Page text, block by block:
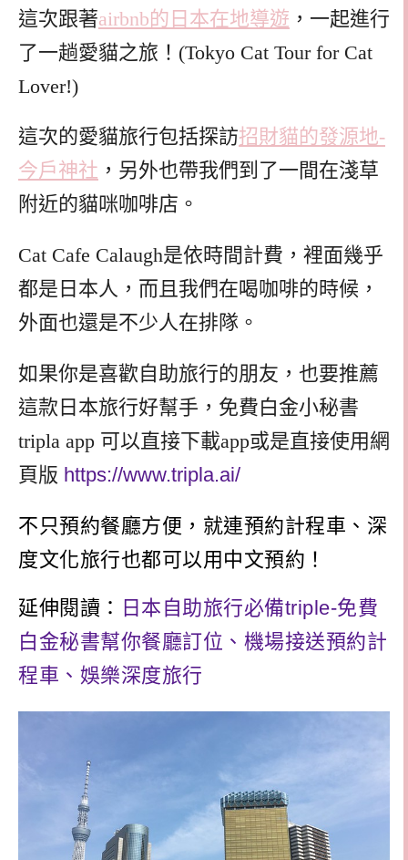
這次跟著airbnb的日本在地導遊 ，一起進行
了一趟愛貓之旅！(Tokyo Cat Tour for Cat
Lover!)
這次的愛貓旅行包括探訪招財貓的發源地-
今戶神社 ，另外也帶我們到了一間在淺草
附近的貓咪咖啡店。
Cat Cafe Calaugh是依時間計費，裡面幾乎
都是日本人，而且我們在喝咖啡的時候，
外面也還是不少人在排隊。
如果你是喜歡自助旅行的朋友，也要推薦
這款日本旅行好幫手， 免費白金小秘書
tripla app 可以直接下載app或是直接使用網
頁版 https://www.tripla.ai/
不只預約餐廳方便，就連預約計程車、深
度文化旅行也都可以用中文預約！
延伸閱讀： 日本自助旅行必備triple-免費
白金秘書幫你餐廳訂位、機場接送預約計
程車、娛樂深度旅行